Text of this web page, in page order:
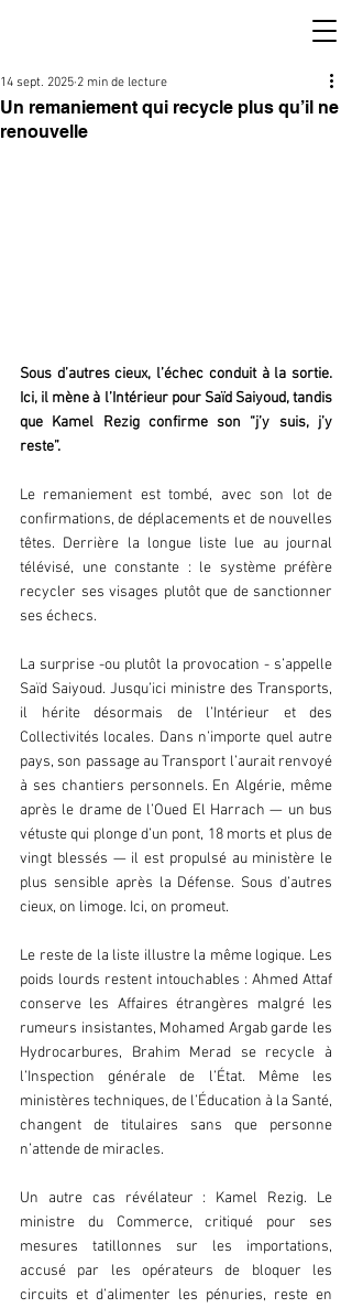
Un remaniement qui recycle plus qu’il ne
renouvelle
14 sept. 2025 2 min de lecture
Sous d’autres cieux, l’échec conduit à la sortie.
Ici, il mène à l’Intérieur pour Saïd Saiyoud, tandis
que Kamel Rezig confirme son “j’y suis, j’y
reste”.
Le remaniement est tombé, avec son lot de
confirmations, de déplacements et de nouvelles
têtes. Derrière la longue liste lue au journal
télévisé, une constante : le système préfère
recycler ses visages plutôt que de sanctionner
ses échecs.
La surprise -ou plutôt la provocation - s’appelle
Saïd Saiyoud. Jusqu’ici ministre des Transports,
il hérite désormais de l’Intérieur et des
Collectivités locales. Dans n’importe quel autre
pays, son passage au Transport l’aurait renvoyé
à ses chantiers personnels. En Algérie, même
après le drame de l’Oued El Harrach — un bus
vétuste qui plonge d’un pont, 18 morts et plus de
vingt blessés — il est propulsé au ministère le
plus sensible après la Défense. Sous d’autres
cieux, on limoge. Ici, on promeut.
Le reste de la liste illustre la même logique. Les
poids lourds restent intouchables : Ahmed Attaf
conserve les Affaires étrangères malgré les
rumeurs insistantes, Mohamed Argab garde les
Hydrocarbures, Brahim Merad se recycle à
l’Inspection générale de l’État. Même les
ministères techniques, de l’Éducation à la Santé,
changent de titulaires sans que personne
n’attende de miracles.
Un autre cas révélateur : Kamel Rezig. Le
ministre du Commerce, critiqué pour ses
mesures tatillonnes sur les importations,
accusé par les opérateurs de bloquer les
circuits et d’alimenter les pénuries, reste en